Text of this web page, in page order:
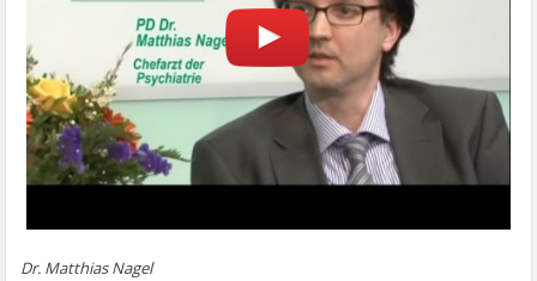
Dr. Matthias Nagel